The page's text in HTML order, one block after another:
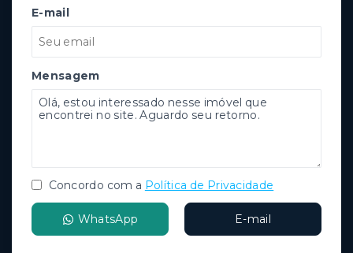
E-mail
Mensagem
Concordo com a Política de Privacidade
WhatsApp E-mail